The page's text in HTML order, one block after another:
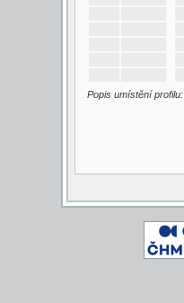
Popis umístění profilu: